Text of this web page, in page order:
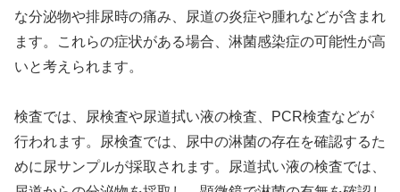
な分泌物や排尿時の痛み、尿道の炎症や腫れなどが含まれ
ます。これらの症状がある場合、淋菌感染症の可能性が高
いと考えられます。
検査では、尿検査や尿道拭い液の検査、PCR検査などが
行われます。尿検査では、尿中の淋菌の存在を確認するた
めに尿サンプルが採取されます。尿道拭い液の検査では、